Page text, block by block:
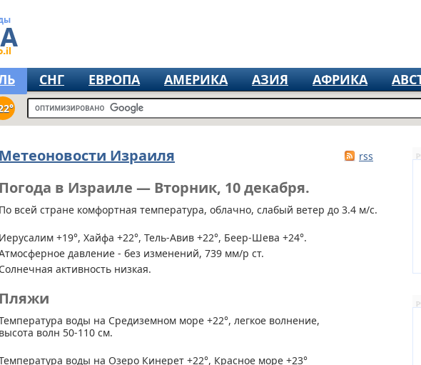
СНГ ЕВРОПА АМЕРИКА АЗИЯ АФРИКА
Метеоновости Израиля rss
Погода в Израиле — Вторник, 10 декабря.
По всей стране комфортная температура, облачно, слабый ветер до 3.4 м/с.
Иерусалим +19°, Хайфа +22°, Тель-Авив +22°, Беер-Шева +24°.
давление - без изменений, 739 мм/р ст.
Солнечная активность низкая.
Пляжи
воды на Средиземном море +22°, легкое волнение,
высота волн 50-110 см.
воды на Озеро Кинерет +22°, Красное море +23°